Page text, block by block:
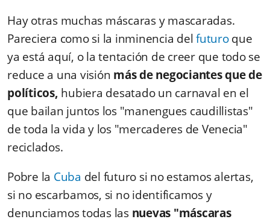
Hay otras muchas máscaras y mascaradas.
Pareciera como si la inminencia delfuturoque
ya está aquí, o la tentación de creer que todo se
reduce a una visión más de negociantes que de
políticos, hubiera desatado un carnaval en el
que bailan juntos los "manengues caudillistas"
de toda la vida y los "mercaderes de Venecia"
reciclados.
Pobre la Cuba del futuro si no estamos alertas,
si no escarbamos, si no identificamos y
denunciamos todas las nuevas "máscaras